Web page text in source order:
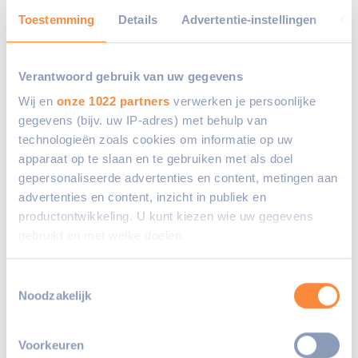
Toestemming Details Advertentie-instellingen
Verantwoord gebruik van uw gegevens
Wij en onze 1022 partners verwerken je persoonlijke
gegevens (bijv. uw IP-adres) met behulp van
technologieën zoals cookies om informatie op uw
apparaat op te slaan en te gebruiken met als doel
gepersonaliseerde advertenties en content, metingen aan
advertenties en content, inzicht in publiek en
productontwikkeling. U kunt kiezen wie uw gegevens
Informatie verzamelen over uw geografische
Uw apparaat identificeren door het actief te
scannen op specifieke eigenschappen (fingerprinting)
Noodzakelijk
Voorkeuren
in één koffer al het lesmateriaal dat nodig
en burgerschap. Het materiaal wijst de
weg; aan de hand van verschillende
spelvormen worden de onderwerpen
democratie en burgerschap van A tot Z tot
leven gebracht. Door deze opzet is de
leerstof geschikt en aantrekkelijk voor
kinderen van alle niveaus. En dat is
meedenken en meedoen.
Met Pak@ Democratie doen kinderen veel
zich te